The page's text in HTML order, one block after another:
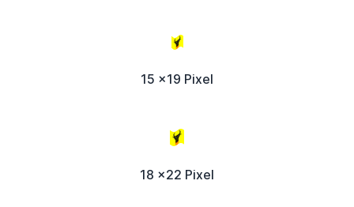
15 x19 Pixel
18 x22 Pixel